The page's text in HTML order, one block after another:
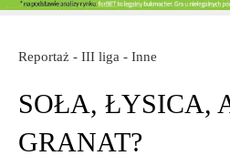
Reportaż - III liga - Inne
SOŁA, ŁYSICA,
GRANAT?